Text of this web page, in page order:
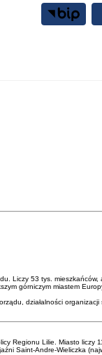
Liczy 53 tys.
górniczym miastem
działalności organizacji
Regionu Lilie. Miasto liczy
Saint-Andre-Wieliczka